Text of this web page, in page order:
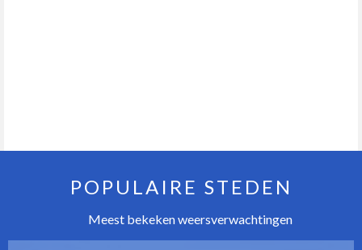
POPULAIRE STEDEN
Meest bekeken weersverwachtingen